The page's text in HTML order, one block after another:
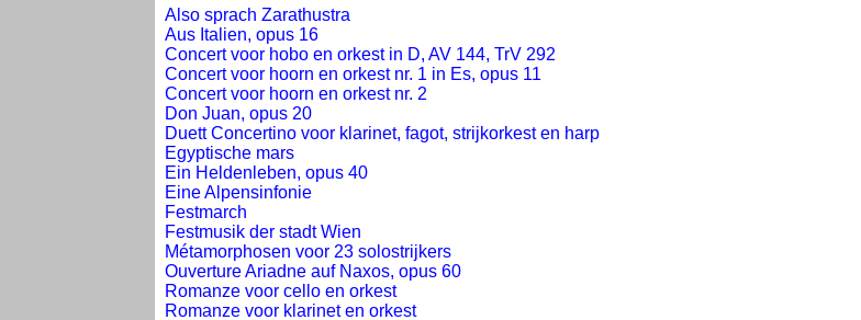
Also sprach Zarathustra
Aus Italien, opus 16
Concert voor hobo en orkest in D, AV 144, TrV 292
Concert voor hoorn en orkest nr. 1 in Es, opus 11
Concert voor hoorn en orkest nr. 2
Don Juan, opus 20
Duett Concertino voor klarinet, fagot, strijkorkest en harp
Egyptische mars
Ein Heldenleben, opus 40
Eine Alpensinfonie
Festmarch
Festmusik der stadt Wien
Métamorphosen voor 23 solostrijkers
Ouverture Ariadne auf Naxos, opus 60
Romanze voor cello en orkest
Romanze voor klarinet en orkest